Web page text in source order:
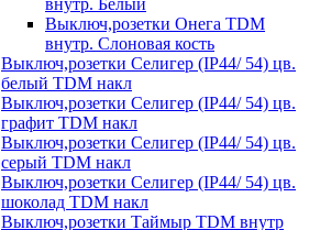
внутр. Белый
Выключ,розетки Онега TDM
внутр. Слоновая кость
Выключ,розетки Селигер (IP44/ 54) цв.
белый TDM накл
Выключ,розетки Селигер (IP44/ 54) цв.
графит TDM накл
Выключ,розетки Селигер (IP44/ 54) цв.
серый TDM накл
Выключ,розетки Селигер (IP44/ 54) цв.
шоколад TDM накл
Выключ,розетки Таймыр TDM внутр